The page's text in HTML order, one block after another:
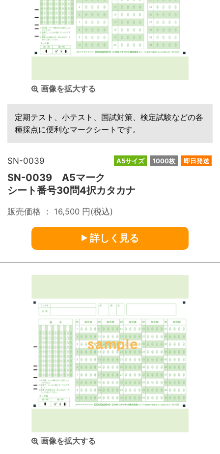
画像を拡大する
定期テスト、小テスト、国試対策、検定試験などの各
種採点に便利なマークシートです。
A5サイズ 1000枚 即日発送
SN-0039
SN-0039 A5マーク
シート番号30問4択カタカナ
販売価格 ： 16,500 円(税込)
詳しく見る
画像を拡大する